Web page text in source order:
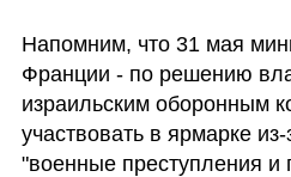
Напомним, что 31 мая
Франции - по решению
израильским оборонным
участвовать в ярмарке
"военные преступления и